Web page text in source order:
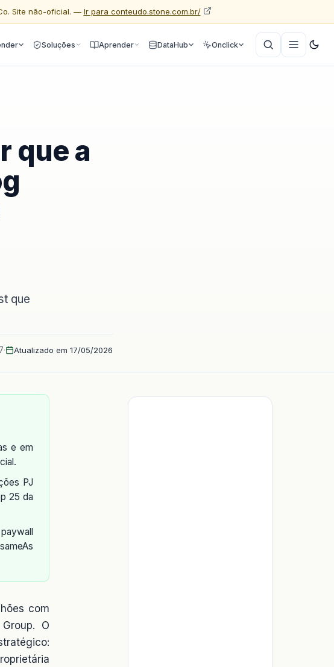
Site não-oficial. — Ir para conteudo.stone.com.br/
Soluções Aprender DataHub Onclick
que a
que
· Atualizado em 17/05/2026
e em
PJ
25 da
com
O